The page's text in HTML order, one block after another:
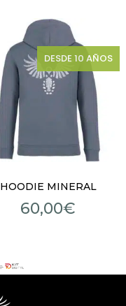
DESDE 10 AÑOS
HOODIE MINERAL
60,00€